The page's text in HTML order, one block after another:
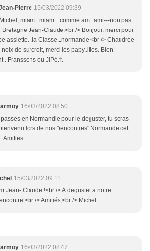
Pierre 15/03/2022 09:39
miam...miam....comme ami..ami---non pas
Bretagne Jean-Claude.<br /> Bonjour, merci pour
assiette...la Classe...normande.<br /> Chaudrée
de surcroit, merci les papy..illes. Bien
. Franssens ou JiPé.fr.
16/03/2022 08:50
passes en Normandie pour le deguster, tu seras
lors de nos "rencontres" Normande cet
Amities.
15/03/2022 09:11
Jean- Claude !<br /> À déguster à notre
/> Amitiés,<br /> Michel
16/03/2022 08:47